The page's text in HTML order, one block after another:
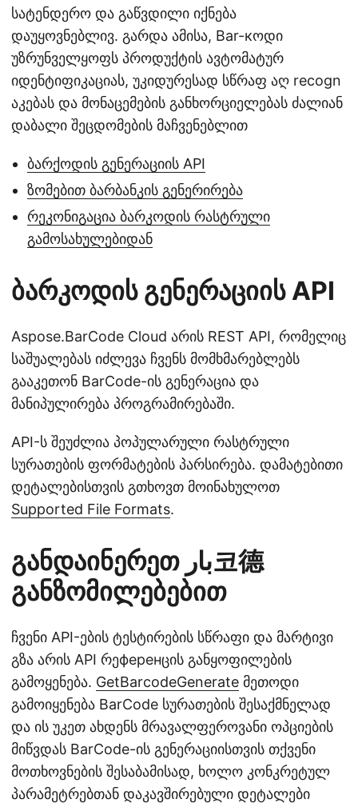
სატენდერო და გაწვდილი იქნება
დაუყოვნებლივ. გარდა ამისა, Bar-кოდი
უზრუნველყოფს პროდუქტის ავტომატურ
იდენტიფიკაციას, უკიდურესად სწრაფ აღ recogn
აკებას და მონაცემების განხორციელებას ძალიან
დაბალი შეცდომების მაჩვენებლით
ბარქოდის გენერაციის API
ზომებით ბარბანკის გენერირება
რეკონიგაცია ბარკოდის რასტრული
გამოსახულებიდან
ბარკოდის გენერაციის API
Aspose.BarCode Cloud არის REST API, რომელიც
საშუალებას იძლევა ჩვენს მომხმარებლებს
გააკეთონ BarCode-ის გენერაცია და
მანიპულირება პროგრამირებაში.
API-ს შეუძლია პოპულარული რასტრული
სურათების ფორმატების პარსირება. დამატებითი
დეტალებისთვის გთხოვთ მოინახულოთ
Supported File Formats.
განდაინერეთ بار코德
განზომილებებით
ჩვენი API-ების ტესტირების სწრაფი და მარტივი
გზა არის API რეференცის განყოფილების
გამოყენება. GetBarcodeGenerate მეთოდი
გამოიყენება BarCode სურათების შესაქმნელად
და ის უკეთ ახდენს მრავალფეროვანი ოპციების
მიწვდას BarCode-ის გენერაციისთვის თქვენი
მოთხოვნების შესაბამისად, ხოლო კონკრეტულ
პარამეტრებთან დაკავშირებული დეტალები